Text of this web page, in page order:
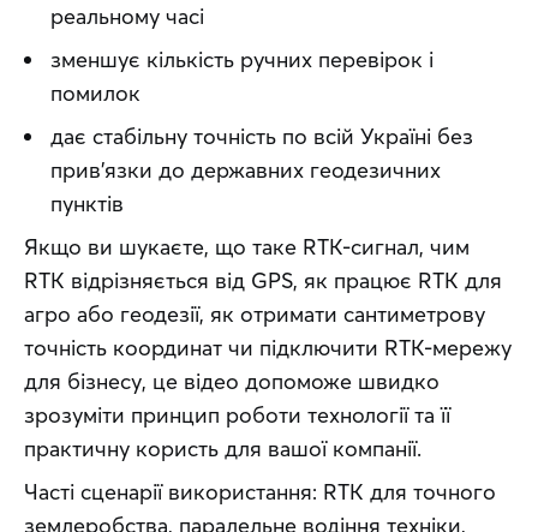
реальному часі
зменшує кількість ручних перевірок і
помилок
дає стабільну точність по всій Україні без
прив’язки до державних геодезичних
пунктів
Якщо ви шукаєте, що таке RTK-сигнал, чим
RTK відрізняється від GPS, як працює RTK для
агро або геодезії, як отримати сантиметрову
точність координат чи підключити RTK-мережу
для бізнесу, це відео допоможе швидко
зрозуміти принцип роботи технології та її
практичну користь для вашої компанії.
Часті сценарії використання: RTK для точного
землеробства, паралельне водіння техніки,